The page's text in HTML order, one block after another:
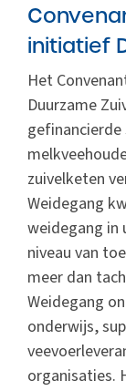
initiatief
Het
Duurzame
gefinancierde
zuivelketen
Weidegang
weidegang in
niveau van
meer dan
Weidegang
onderwijs,
organisaties.